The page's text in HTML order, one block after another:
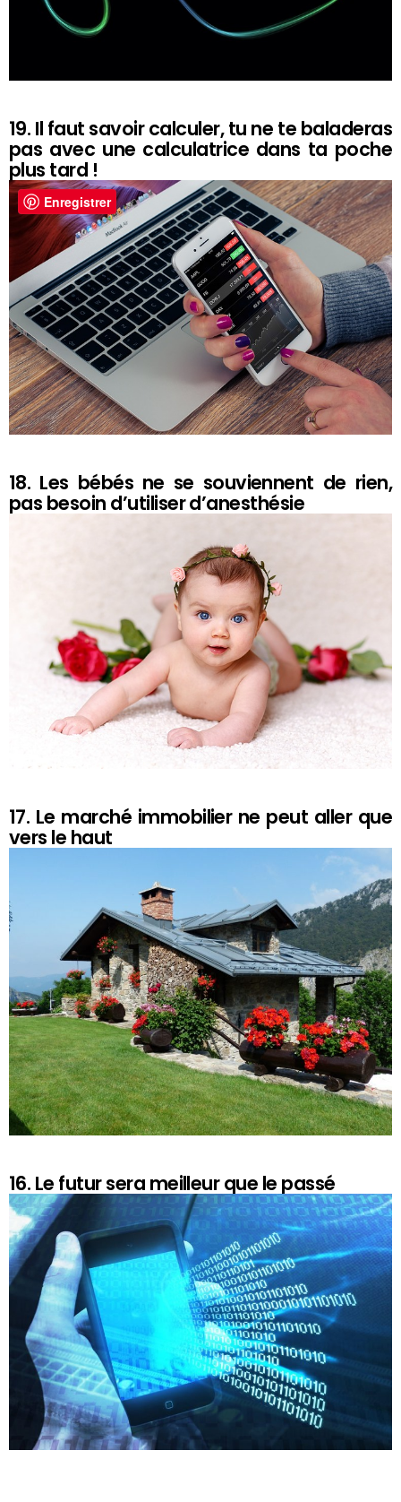
19. Il faut savoir calculer, tu ne te baladeras
pas avec une calculatrice dans ta poche
plus tard !
18. Les bébés ne se souviennent de rien,
pas besoin d’utiliser d’anesthésie
17. Le marché immobilier ne peut aller que
vers le haut
16. Le futur sera meilleur que le passé
Enregistrer